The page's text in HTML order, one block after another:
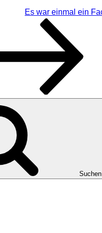
Es war einmal ein
Suchen